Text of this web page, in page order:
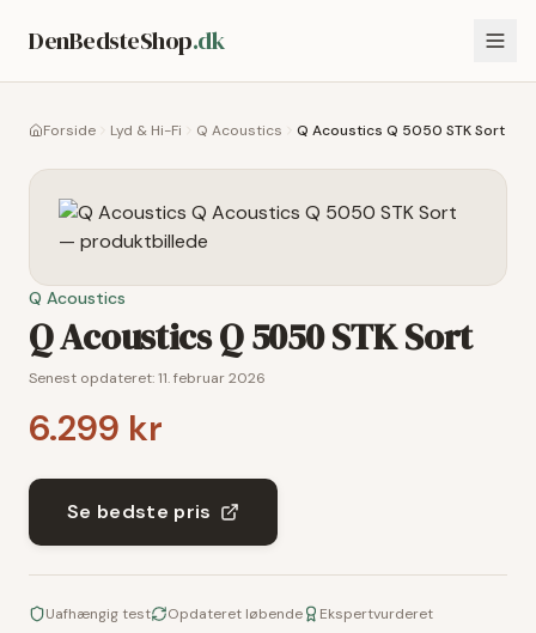
DenBedsteShop.dk
Forside Lyd & Hi-Fi Q Acoustics Q Acoustics Q 5050 STK Sort
Q Acoustics
Q Acoustics Q 5050 STK Sort
Senest opdateret:11. februar 2026
6.299 kr
Se bedste pris
Uafhængig test Opdateret løbende Ekspertvurderet